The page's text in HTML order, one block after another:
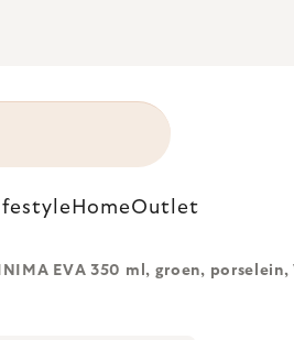
HomeOutlet
EVA 350 ml, groen, porselein,